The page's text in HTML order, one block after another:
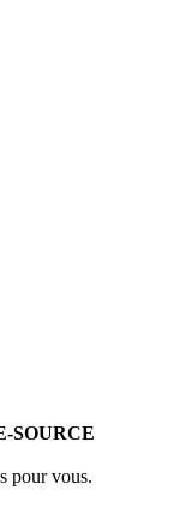
SOURCE
pour vous.